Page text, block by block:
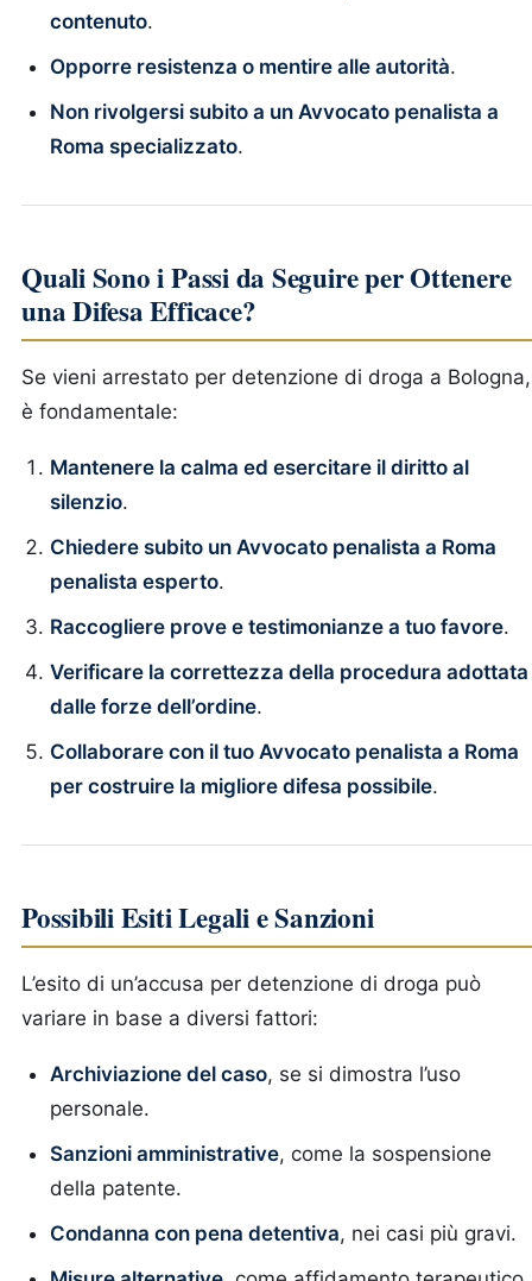
contenuto.
Opporre resistenza o mentire alle autorità.
Non rivolgersi subito a un Avvocato penalista a
Roma specializzato.
Quali Sono i Passi da Seguire per Ottenere
una Difesa Efficace?
Se vieni arrestato per detenzione di droga a Bologna,
è fondamentale:
Mantenere la calma ed esercitare il diritto al
silenzio.
Chiedere subito un Avvocato penalista a Roma
penalista esperto.
Raccogliere prove e testimonianze a tuo favore.
Verificare la correttezza della procedura adottata
dalle forze dell’ordine.
Collaborare con il tuo Avvocato penalista a Roma
per costruire la migliore difesa possibile.
Possibili Esiti Legali e Sanzioni
L’esito di un’accusa per detenzione di droga può
variare in base a diversi fattori:
Archiviazione del caso, se si dimostra l’uso
personale.
Sanzioni amministrative, come la sospensione
della patente.
Condanna con pena detentiva, nei casi più gravi.